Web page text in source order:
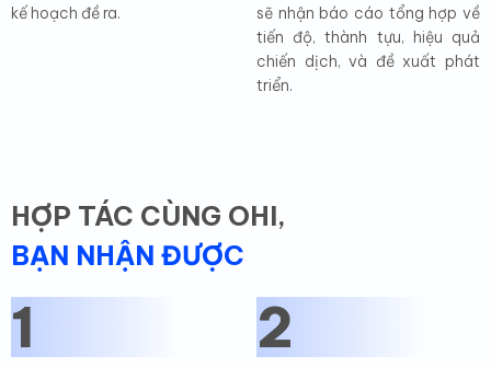
kế hoạch đề ra.
sẽ nhận báo cáo tổng hợp về
tiến độ, thành tựu, hiệu quả
chiến dịch, và đề xuất phát
triển.
HỢP TÁC CÙNG OHI,
BẠN NHẬN ĐƯỢC
1 2